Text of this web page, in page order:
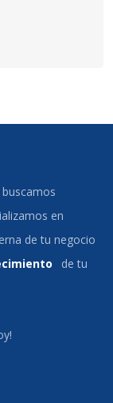
en
de tu negocio
de tu